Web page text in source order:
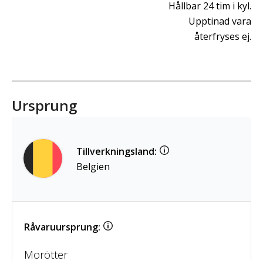
Hållbar 24 tim i kyl.
Upptinad vara
återfryses ej.
Ursprung
Tillverkningsland:
Belgien
Råvaruursprung:
Morötter